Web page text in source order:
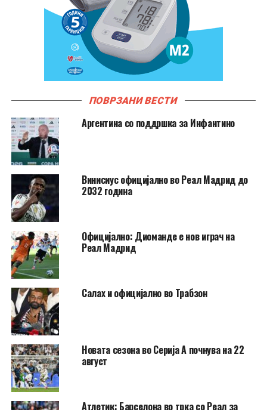
ПОВРЗАНИ ВЕСТИ
Аргентина со поддршка за Инфантино
Винисиус официјално во Реал Мадрид до
2032 година
Официјално: Диоманде е нов играч на
Реал Мадрид
Салах и официјално во Трабзон
Новата сезона во Серија А почнува на 22
август
Атлетик: Барселона во трка со Реал за